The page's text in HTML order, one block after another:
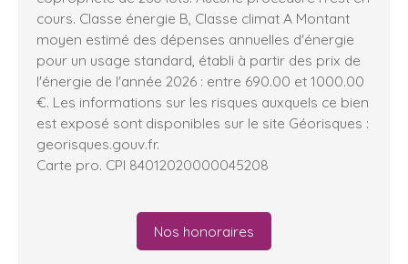
cours. Classe énergie B, Classe climat A Montant
moyen estimé des dépenses annuelles d'énergie
pour un usage standard, établi à partir des prix de
l'énergie de l'année 2026 : entre 690.00 et 1000.00
€. Les informations sur les risques auxquels ce bien
est exposé sont disponibles sur le site Géorisques :
georisques.gouv.fr.
Carte pro. CPI 84012020000045208
Nos honoraires